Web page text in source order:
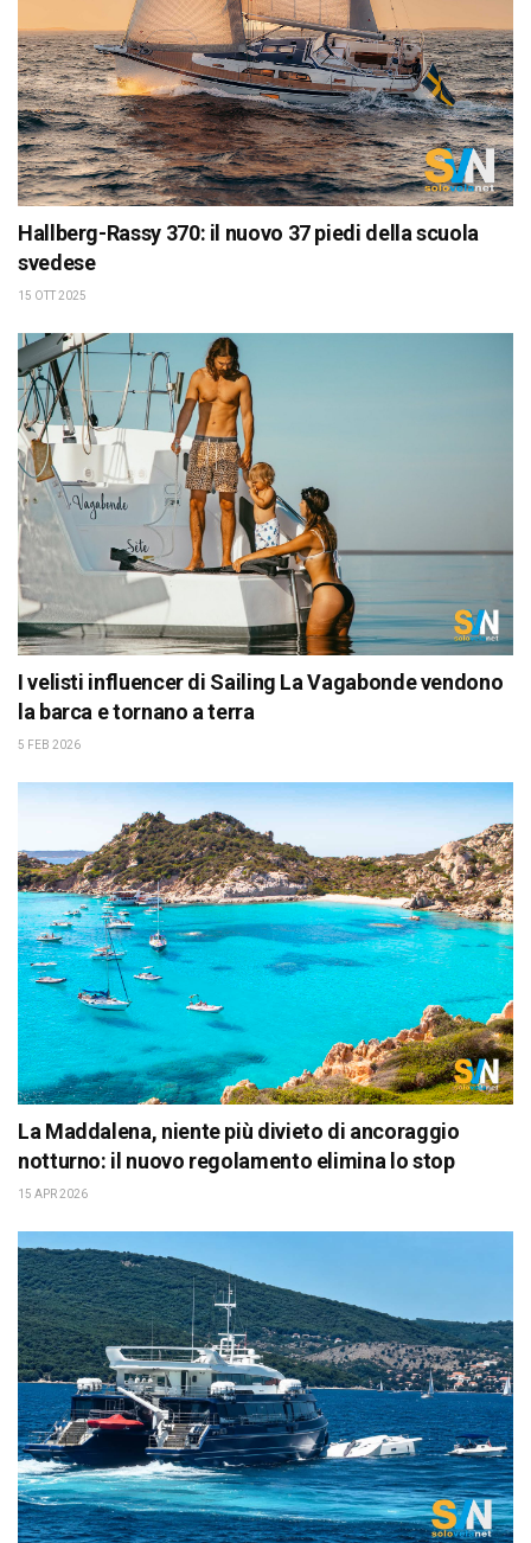
Hallberg-Rassy 370: il nuovo 37 piedi della scuola
svedese
15 OTT 2025
I velisti influencer di Sailing La Vagabonde vendono
la barca e tornano a terra
5 FEB 2026
La Maddalena, niente più divieto di ancoraggio
notturno: il nuovo regolamento elimina lo stop
15 APR 2026